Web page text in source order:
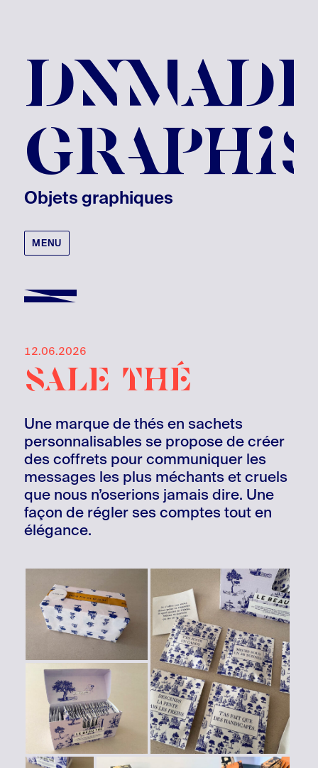
Objets graphiques
MENU
12.06.2026
sale thé
Une marque de thés en sachets
personnalisables se propose de créer
des coffrets pour communiquer les
messages les plus méchants et cruels
que nous n’oserions jamais dire. Une
façon de régler ses comptes tout en
élégance.